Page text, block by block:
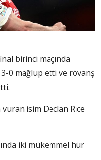
birinci maçında
3-0 mağlup etti ve rövanş
isim Declan Rice
iki mükemmel hür